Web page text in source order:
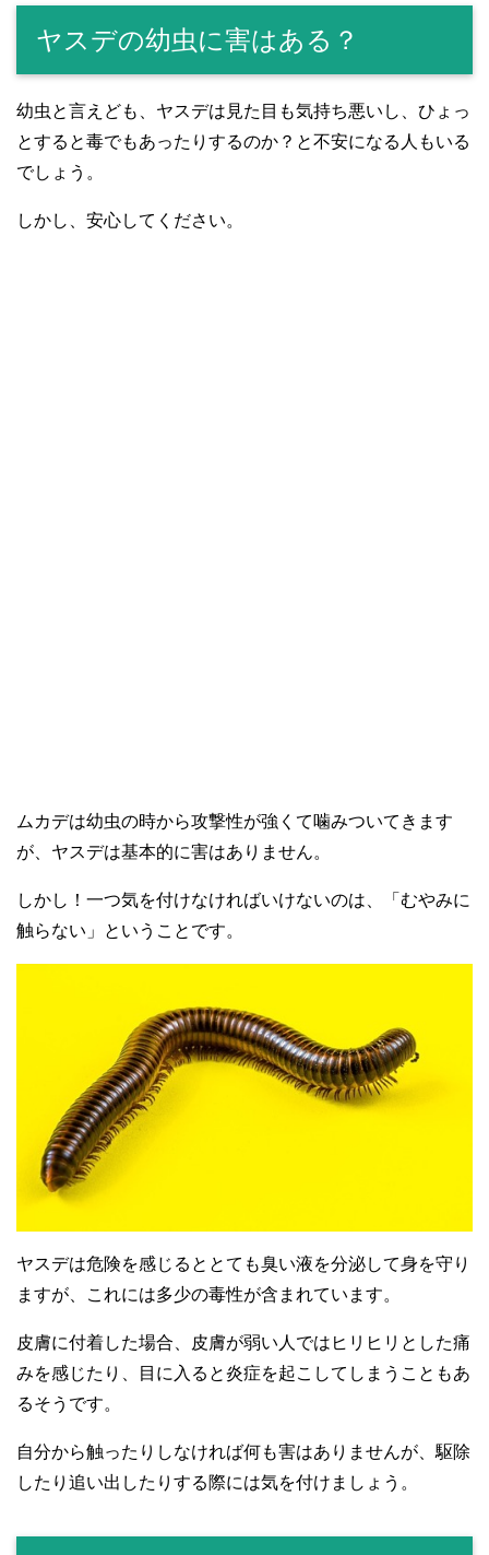
ヤスデの幼虫に害はある？
幼虫と言えども、ヤスデは見た目も気持ち悪いし、ひょっ
とすると毒でもあったりするのか？と不安になる人もいる
でしょう。
しかし、安心してください。
ムカデは幼虫の時から攻撃性が強くて噛みついてきます
が、ヤスデは基本的に害はありません。
しかし！一つ気を付けなければいけないのは、「むやみに
触らない」ということです。
ヤスデは危険を感じるととても臭い液を分泌して身を守り
ますが、これには多少の毒性が含まれています。
皮膚に付着した場合、皮膚が弱い人ではヒリヒリとした痛
みを感じたり、目に入ると炎症を起こしてしまうこともあ
るそうです。
自分から触ったりしなければ何も害はありませんが、駆除
したり追い出したりする際には気を付けましょう。